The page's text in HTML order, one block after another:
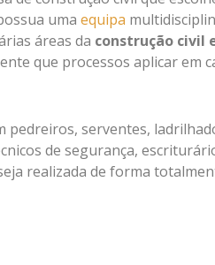
uma equipa
áreas da construção civil
que processos aplicar em
pedreiros, serventes,
de segurança,
realizada de forma